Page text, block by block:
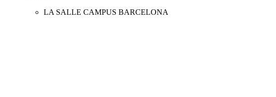
LA SALLE CAMPUS BARCELONA